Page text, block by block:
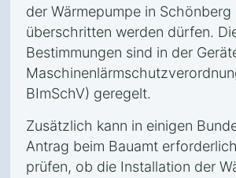
der Wärmepumpe in
überschritten werden dürfen.
Bestimmungen sind in der
BImSchV) geregelt.
Zusätzlich kann in einigen
Antrag beim Bauamt
prüfen, ob die Installation der